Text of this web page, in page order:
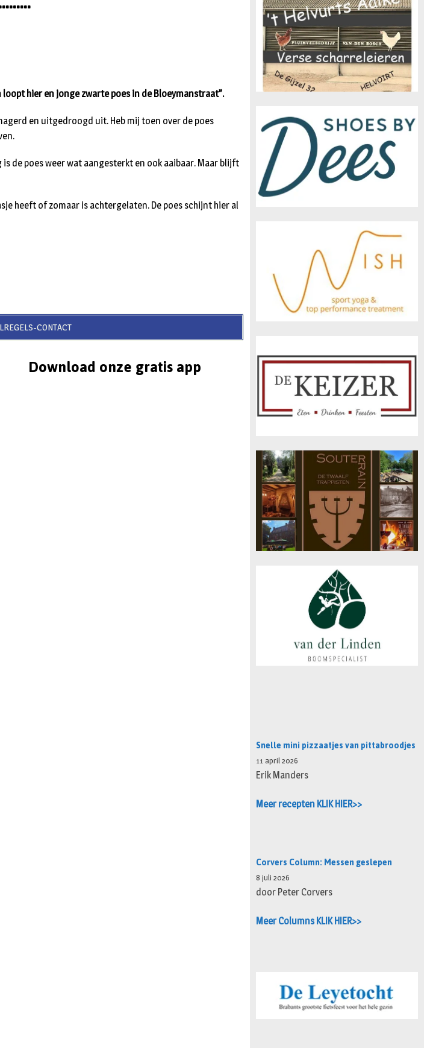
loopt hier en jonge zwarte poes in de Bloeymanstraat”.
en uitgedroogd uit. Heb mij toen over de poes
is de poes weer wat aangesterkt en ook aaibaar. Maar blijft
heeft of zomaar is achtergelaten. De poes schijnt hier al
CONTACT
Download onze gratis app
Snelle mini pizzaatjes van pittabroodjes
11 april 2026
Erik Manders
Meer recepten KLIK HIER>>
Corvers Column: Messen geslepen
8 juli 2026
door Peter Corvers
Meer Columns KLIK HIER>>
n